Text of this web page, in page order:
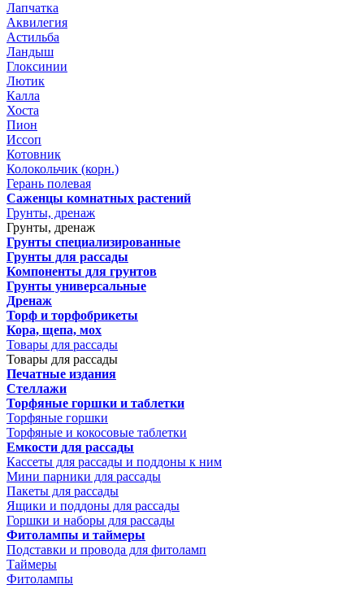
Лапчатка
Аквилегия
Астильба
Ландыш
Глоксинии
Лютик
Калла
Хоста
Пион
Иссоп
Котовник
Колокольчик (корн.)
Герань полевая
Саженцы комнатных растений
Грунты, дренаж
Грунты, дренаж
Грунты специализированные
Грунты для рассады
Компоненты для грунтов
Грунты универсальные
Дренаж
Торф и торфобрикеты
Кора, щепа, мох
Товары для рассады
Товары для рассады
Печатные издания
Стеллажи
Торфяные горшки и таблетки
Торфяные горшки
Торфяные и кокосовые таблетки
Емкости для рассады
Кассеты для рассады и поддоны к ним
Мини парники для рассады
Пакеты для рассады
Ящики и поддоны для рассады
Горшки и наборы для рассады
Фитолампы и таймеры
Подставки и провода для фитоламп
Таймеры
Фитолампы